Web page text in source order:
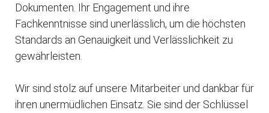
Dokumenten. Ihr Engagement und ihre
Fachkenntnisse sind unerlässlich, um die höchsten
Standards an Genauigkeit und Verlässlichkeit zu
gewährleisten.
Wir sind stolz auf unsere Mitarbeiter und dankbar für
ihren unermüdlichen Einsatz. Sie sind der Schlüssel